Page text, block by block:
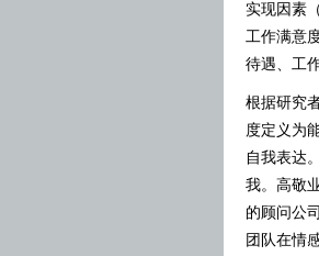
实现因素
工作满意
待遇、工
根据研究
度定义为
自我表达
我。高敬
的顾问公
团队在情